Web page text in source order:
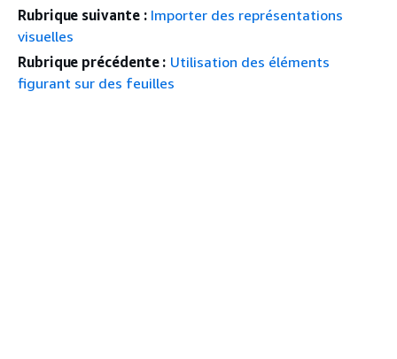
Rubrique suivante : Importer des représentations
visuelles
Rubrique précédente : Utilisation des éléments
figurant sur des feuilles